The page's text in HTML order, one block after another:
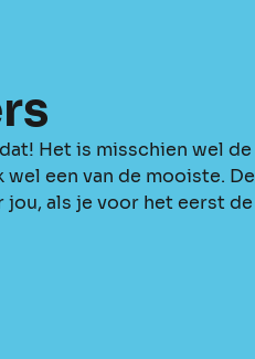
Het is misschien wel de
een van de mooiste. De
als je voor het eerst de